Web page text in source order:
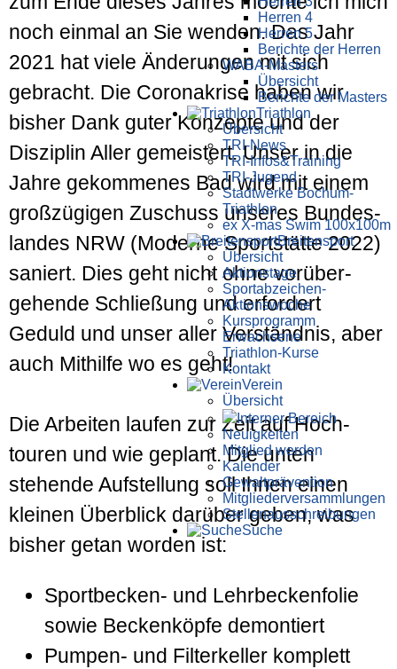
Herren 4
Herren 5
Berichte der Herren
WABA-Masters
Übersicht
Berichte der Masters
Triathlon
Übersicht
TRI-News
TRI-Infos&Training
TRI-Jugend
Stadtwerke Bochum-
Triathlon
ex X-mas Swim 100x100m
Breiten­sport
Übersicht
Aktionstage
Sportabzeichen-
Aktionswoche
Kursprogramm
Erwachsene
Triathlon-Kurse
Kontakt
Verein
Übersicht
Interner Bereich
Neuigkeiten
Mitglied werden
Kalender
Gewaltprävention
Mitglieder­versammlungen
Stellen­aus­schrei­bungen
Suche
noch einmal an Sie wenden. Das Jahr
2021 hat viele Änderungen mit sich
gebracht. Die Corona­krise haben wir
bisher Dank guter Konzepte und der
Disziplin Aller gemeistert. Unser in die
Jahre gekommenes Bad wird mit einem
groß­zügigen Zuschuss unseres Bundes­
landes NRW (Moderne Sportstätte 2022)
saniert. Dies geht nicht ohne vorüber­
gehende Schließung und erfordert
Geduld und unser aller Ver­ständnis, aber
auch Mit­hilfe wo es geht!
Die Arbeiten laufen zur Zeit auf Hoch­
touren und wie geplant. Die unten
stehende Auf­stellung soll Ihnen einen
kleinen Über­blick darüber geben, was
bisher getan worden ist:
Sportbecken- und Lehr­becken­folie
sowie Becken­köpfe demontiert
Pumpen- und Filter­keller komplett